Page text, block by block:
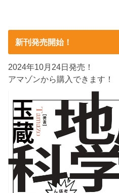
新刊発売開始！
2024年10月24日発売！
アマゾンから購入できます！